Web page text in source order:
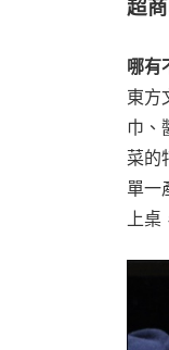
超
哪有
東方
巾、
菜的
單一
上桌